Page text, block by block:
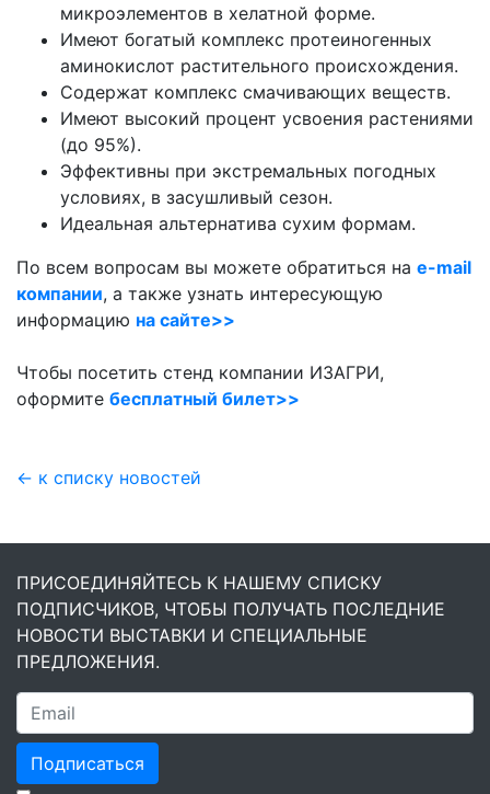
микроэлементов в хелатной форме.
Имеют богатый комплекс протеиногенных
аминокислот растительного происхождения.
Содержат комплекс смачивающих веществ.
Имеют высокий процент усвоения растениями
(до 95%).
Эффективны при экстремальных погодных
условиях, в засушливый сезон.
Идеальная альтернатива сухим формам.
По всем вопросам вы можете обратиться на e-mail
компании, а также узнать интересующую
информацию на сайте>>
Чтобы посетить стенд компании ИЗАГРИ,
оформите бесплатный билет>>
← к списку новостей
ПРИСОЕДИНЯЙТЕСЬ К НАШЕМУ СПИСКУ
ПОДПИСЧИКОВ, ЧТОБЫ ПОЛУЧАТЬ ПОСЛЕДНИЕ
НОВОСТИ ВЫСТАВКИ И СПЕЦИАЛЬНЫЕ
ПРЕДЛОЖЕНИЯ.
Подписаться